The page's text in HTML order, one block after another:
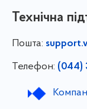
Технічна
Пошта:
Телефон: (044)